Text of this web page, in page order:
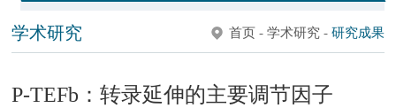
学术研究 首页- 学术研究- 研究成果
P-TEFb：转录延伸的主要调节因子